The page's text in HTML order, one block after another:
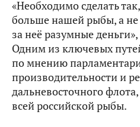
«Необходимо сделать
больше нашей рыбы, а
за неё разумные деньги»,
Одним из ключевых
по мнению
производительности и
дальневосточного
всей российской рыбы.